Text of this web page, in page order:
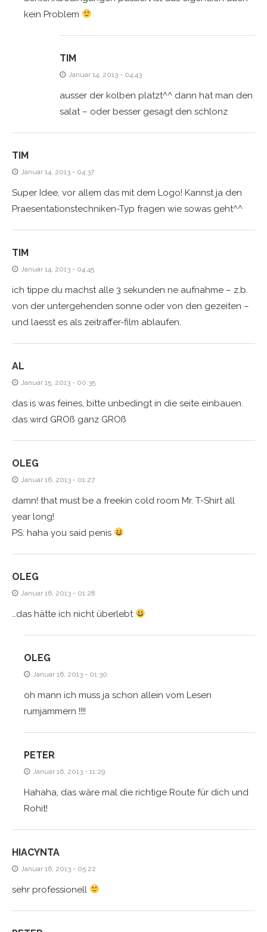
kein Problem
TIM
Januar 14, 2013 - 04:43
ausser der kolben platzt^^ dann hat man den
salat – oder besser gesagt den schlonz
TIM
Januar 14, 2013 - 04:37
Super Idee, vor allem das mit dem Logo! Kannst ja den
Praesentationstechniken-Typ fragen wie sowas geht^^
TIM
Januar 14, 2013 - 04:45
ich tippe du machst alle 3 sekunden ne aufnahme – z.b.
von der untergehenden sonne oder von den gezeiten –
und laesst es als zeitraffer-film ablaufen.
AL
Januar 15, 2013 - 00:35
das is was feines, bitte unbedingt in die seite einbauen.
das wird GROß ganz GROß
OLEG
Januar 16, 2013 - 01:27
damn! that must be a freekin cold room Mr. T-Shirt all
year long!
PS: haha you said penis
OLEG
Januar 16, 2013 - 01:28
…das hätte ich nicht überlebt
OLEG
Januar 16, 2013 - 01:30
oh mann ich muss ja schon allein vom Lesen
rumjammern !!!!
PETER
Januar 16, 2013 - 11:29
Hahaha, das wäre mal die richtige Route für dich und
Rohit!
HIACYNTA
Januar 16, 2013 - 05:22
sehr professionell